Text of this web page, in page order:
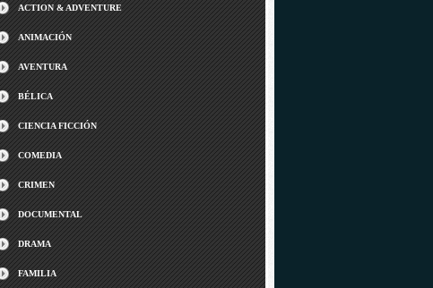
ACTION & ADVENTURE
ANIMACIÓN
AVENTURA
BÉLICA
CIENCIA FICCIÓN
COMEDIA
CRIMEN
DOCUMENTAL
DRAMA
FAMILIA